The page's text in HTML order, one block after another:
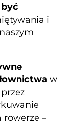
i
w
rowerze –